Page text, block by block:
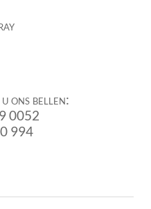
ons bellen:
0052
994